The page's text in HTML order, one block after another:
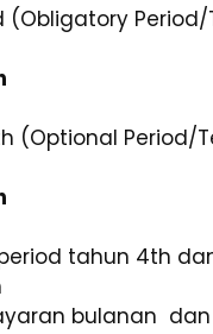
(Obligatory
(Optional Period/
tahun 4th
bulanan